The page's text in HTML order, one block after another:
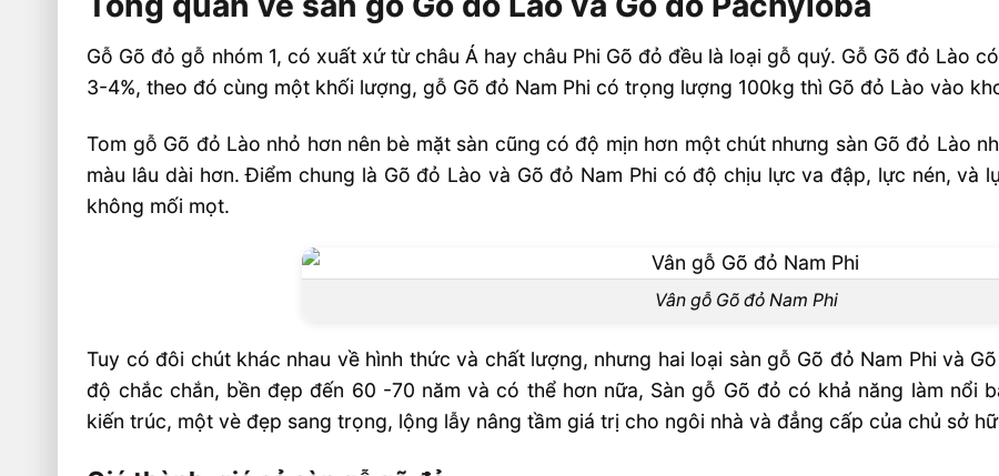
Gỗ Gõ đỏ gỗ nhóm 1, có xuất xứ từ châu Á hay châu Phi Gõ đỏ đều là loại gỗ quý. Gỗ Gõ đỏ Lào
3-4%, theo đó cùng một khối lượng, gỗ Gõ đỏ Nam Phi có trọng lượng 100kg thì Gõ đỏ Lào vào
Tom gỗ Gõ đỏ Lào nhỏ hơn nên bè mặt sàn cũng có độ mịn hơn một chút nhưng sàn Gõ đỏ Lào
màu lâu dài hơn. Điểm chung là Gõ đỏ Lào và Gõ đỏ Nam Phi có độ chịu lực va đập, lực nén,
không mối mọt.
Vân gỗ Gõ đỏ Nam Phi
Tuy có đôi chút khác nhau về hình thức và chất lượng, nhưng hai loại sàn gỗ Gõ đỏ Nam Phi và
độ chắc chắn, bền đẹp đến 60 -70 năm và có thể hơn nữa, Sàn gỗ Gõ đỏ có khả năng làm nổi
kiến trúc, một vè đẹp sang trọng, lộng lẫy nâng tầm giá trị cho ngôi nhà và đẳng cấp của chủ sở